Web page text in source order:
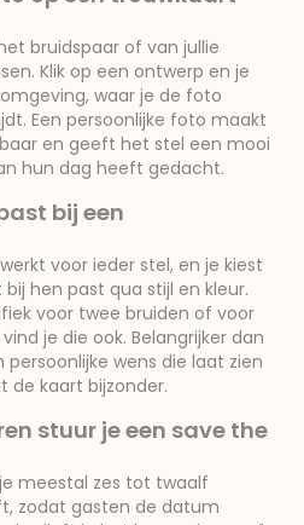
bruidspaar of van jullie
Klik op een ontwerp en je
waar je de foto
Een persoonlijke foto maakt
en geeft het stel een mooi
hun dag heeft gedacht.
bij een
voor ieder stel, en je kiest
hen past qua stijl en kleur.
voor twee bruiden of voor
je die ook. Belangrijker dan
wens die laat zien
de kaart bijzonder.
stuur je een save the
meestal zes tot twaalf
zodat gasten de datum